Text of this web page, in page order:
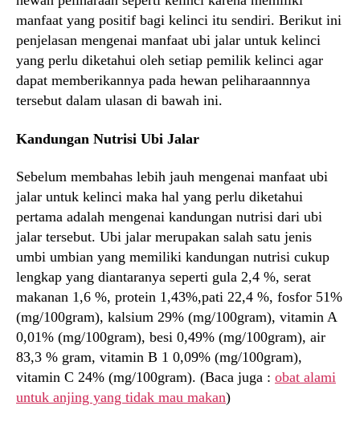
manfaat yang positif bagi kelinci itu sendiri. Berikut ini
penjelasan mengenai manfaat ubi jalar untuk kelinci
yang perlu diketahui oleh setiap pemilik kelinci agar
dapat memberikannya pada hewan peliharaannnya
tersebut dalam ulasan di bawah ini.
Kandungan Nutrisi Ubi Jalar
Sebelum membahas lebih jauh mengenai manfaat ubi
jalar untuk kelinci maka hal yang perlu diketahui
pertama adalah mengenai kandungan nutrisi dari ubi
jalar tersebut. Ubi jalar merupakan salah satu jenis
umbi umbian yang memiliki kandungan nutrisi cukup
lengkap yang diantaranya seperti gula 2,4 %, serat
makanan 1,6 %, protein 1,43%,pati 22,4 %, fosfor 51%
(mg/100gram), kalsium 29% (mg/100gram), vitamin A
0,01% (mg/100gram), besi 0,49% (mg/100gram), air
83,3 % gram, vitamin B 1 0,09% (mg/100gram),
vitamin C 24% (mg/100gram). (Baca juga : obat alami
untuk anjing yang tidak mau makan)